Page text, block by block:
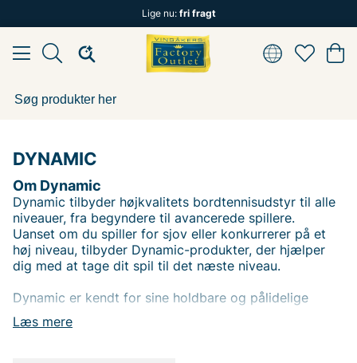
Lige nu: fri fragt
DYNAMIC
Læs mere
Om Dynamic
Dynamic tilbyder højkvalitets bordtennisudstyr til alle
niveauer, fra begyndere til avancerede spillere.
Uanset om du spiller for sjov eller konkurrerer på et
høj niveau, tilbyder Dynamic-produkter, der hjælper
dig med at tage dit spil til det næste niveau.
Dynamic er kendt for sine holdbare og pålidelige
produkter, som kombinerer avanceret teknologi med
materialer af høj kvalitet. Med en passion for